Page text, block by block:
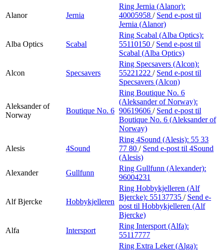
Alanor Jernia
Ring Jernia (Alanor):
40005958 / Send e-post til
Jernia (Alanor)
Alba Optics Scabal
Ring Scabal (Alba Optics):
55110150 / Send e-post til
Scabal (Alba Optics)
Alcon Specsavers
Ring Specsavers (Alcon):
55221222 / Send e-post til
Specsavers (Alcon)
Aleksander of
Norway
Boutique No. 6
Ring Boutique No. 6
(Aleksander of Norway):
90619606 / Send e-post til
Boutique No. 6 (Aleksander of
Norway)
Alesis 4Sound
Ring 4Sound (Alesis): 55 33
77 80 / Send e-post til 4Sound
(Alesis)
Alexander
Gullfunn
Ring Gullfunn (Alexander):
96004231
Alf Bjercke Hobbykjelleren
Ring Hobbykjelleren (Alf
Bjercke): 55137735 / Send e-
post til Hobbykjelleren (Alf
Bjercke)
Alfa
Intersport
Ring Intersport (Alfa):
55117777
Ring Extra Leker (Alga):